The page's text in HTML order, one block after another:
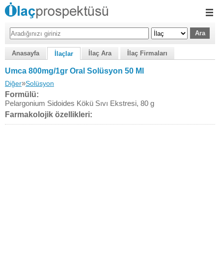
Anasayfa İlaçlar İlaç Ara İlaç Firmaları
Umca 800mg/1gr Oral Solüsyon 50 Ml
Diğer»Solüsyon
Formülü:
Pelargonium Sidoides Kökü Sıvı Ekstresi, 80 g
Farmakolojik özellikleri: